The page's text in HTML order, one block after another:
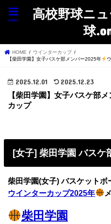
高校野球ニ
球
menu
HOME
ウインターカップ
【柴田学園】女子バスケ部メンバー2025年
2025.12.01 2025.12.23
【柴田学園】女子バスケ部
カップ
[女子] 柴田学園 バスケ
柴田学園(女子) バスケットボ
ウインターカップ2025年
柴田学園